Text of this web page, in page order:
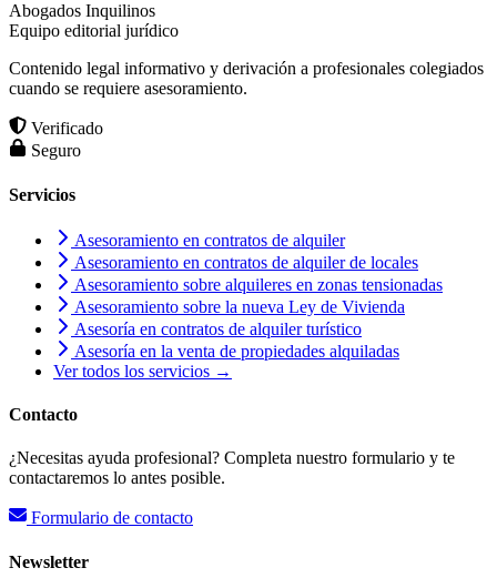
Abogados Inquilinos
Equipo editorial jurídico
Contenido legal informativo y derivación a profesionales colegiados
cuando se requiere asesoramiento.
Verificado
Seguro
Servicios
Asesoramiento en contratos de alquiler
Asesoramiento en contratos de alquiler de locales
Asesoramiento sobre alquileres en zonas tensionadas
Asesoramiento sobre la nueva Ley de Vivienda
Asesoría en contratos de alquiler turístico
Asesoría en la venta de propiedades alquiladas
Ver todos los servicios →
Contacto
¿Necesitas ayuda profesional? Completa nuestro formulario y te
contactaremos lo antes posible.
Formulario de contacto
Newsletter